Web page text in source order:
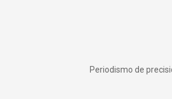
Periodismo de